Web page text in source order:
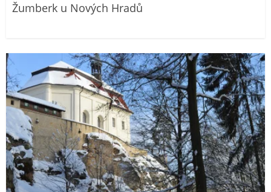
Žumberk u Nových Hradů